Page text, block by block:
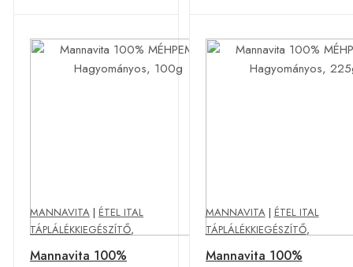
MANNAVITA | ÉTEL ITAL
TÁPLÁLÉKKIEGÉSZÍTŐ,
Mannavita 100%
MANNAVITA| ÉTEL ITAL
TÁPLÁLÉKKIEGÉSZÍTŐ,
Mannavita 100%